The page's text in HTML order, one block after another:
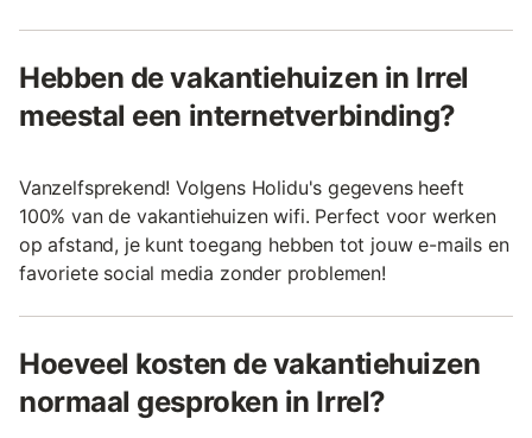
Hebben de vakantiehuizen in Irrel
meestal een internetverbinding?
Vanzelfsprekend! Volgens Holidu's gegevens heeft
100% van de vakantiehuizen wifi. Perfect voor werken
op afstand, je kunt toegang hebben tot jouw e-mails en
favoriete social media zonder problemen!
Hoeveel kosten de vakantiehuizen
normaal gesproken in Irrel?